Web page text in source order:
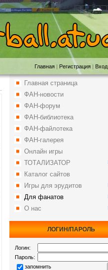
Главная | Регистрация | Вход
Главная страница
ФАН-новости
ФАН-форум
ФАН-библиотека
ФАН-файлотека
ФАН-галерея
Онлайн игры
ТОТАЛИЗАТОР
Каталог сайтов
Игры для эрудитов
Для фанатов
О нас
ЛОГИН/ПАРОЛЬ
Логин:
Пароль:
запомнить